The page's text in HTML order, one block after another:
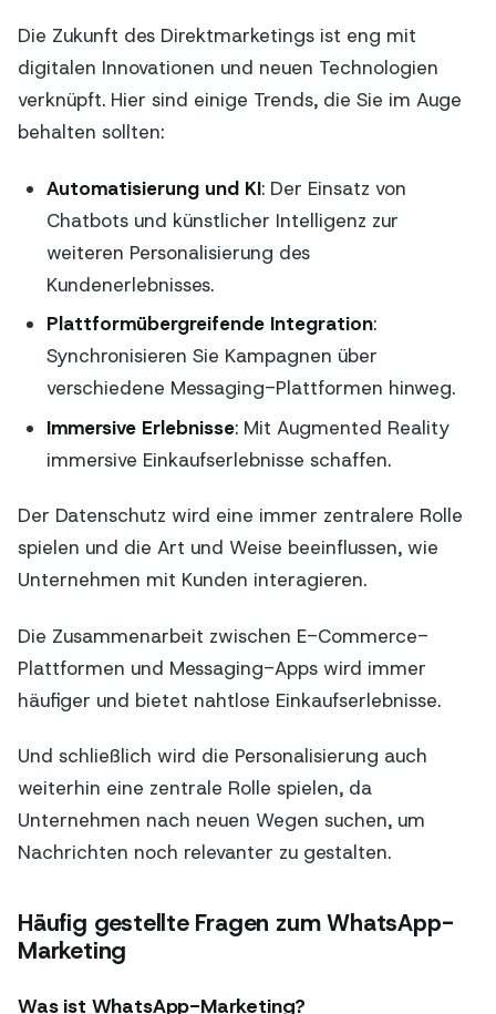
Die Zukunft des Direktmarketings ist eng mit
digitalen Innovationen und neuen Technologien
verknüpft. Hier sind einige Trends, die Sie im Auge
behalten sollten:
Automatisierung und KI: Der Einsatz von
Chatbots und künstlicher Intelligenz zur
weiteren Personalisierung des
Kundenerlebnisses.
Plattformübergreifende Integration:
Synchronisieren Sie Kampagnen über
verschiedene Messaging-Plattformen hinweg.
Immersive Erlebnisse: Mit Augmented Reality
immersive Einkaufserlebnisse schaffen.
Der Datenschutz wird eine immer zentralere Rolle
spielen und die Art und Weise beeinflussen, wie
Unternehmen mit Kunden interagieren.
Die Zusammenarbeit zwischen E-Commerce-
Plattformen und Messaging-Apps wird immer
häufiger und bietet nahtlose Einkaufserlebnisse.
Und schließlich wird die Personalisierung auch
weiterhin eine zentrale Rolle spielen, da
Unternehmen nach neuen Wegen suchen, um
Nachrichten noch relevanter zu gestalten.
Häufig gestellte Fragen zum WhatsApp-
Marketing
Was ist WhatsApp-Marketing?